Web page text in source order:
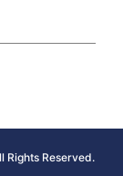
Rights Reserved.